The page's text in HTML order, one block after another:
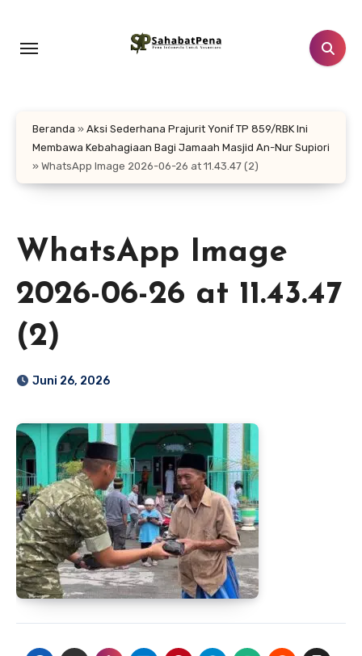
konten
Beranda » Aksi Sederhana Prajurit Yonif TP 859/RBK Ini
Membawa Kebahagiaan Bagi Jamaah Masjid An-Nur Supiori
» WhatsApp Image 2026-06-26 at 11.43.47 (2)
WhatsApp Image
2026-06-26 at 11.43.47
(2)
Juni 26, 2026